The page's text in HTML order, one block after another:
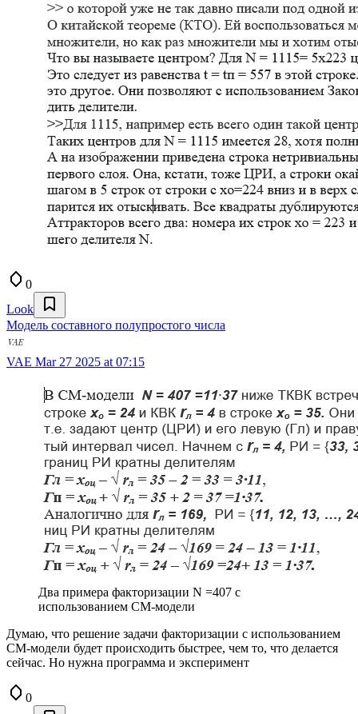
0
Look
Модель составного полупростого числа
VAE Mar 27 2025 at 07:15
Два примера факторизации N =407 c
использованием СМ-модели
Думаю, что решение задачи факторизации с использованием
СМ-модели будет происходить быстрее, чем то, что делается
сейчас. Но нужна программа и эксперимент
0